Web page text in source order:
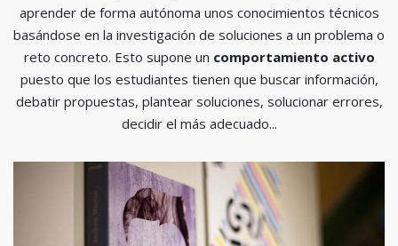
aprender de forma autónoma unos conocimientos técnicos
basándose en la investigación de soluciones a un problema o
reto concreto. Esto supone un comportamiento activo
puesto que los estudiantes tienen que buscar información,
debatir propuestas, plantear soluciones, solucionar errores,
decidir el más adecuado...